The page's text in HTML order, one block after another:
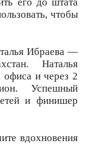
чтобы
Ибраева —
Наталья
офиса и через 2
Успешный
и финишер
вдохновения